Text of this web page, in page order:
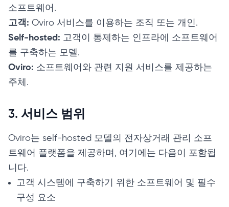
소프트웨어.
고객: Oviro 서비스를 이용하는 조직 또는 개인.
Self-hosted: 고객이 통제하는 인프라에 소프트웨어
를 구축하는 모델.
Oviro: 소프트웨어와 관련 지원 서비스를 제공하는
주체.
3. 서비스 범위
Oviro는 self-hosted 모델의 전자상거래 관리 소프
트웨어 플랫폼을 제공하며, 여기에는 다음이 포함됩
니다.
고객 시스템에 구축하기 위한 소프트웨어 및 필수
구성 요소